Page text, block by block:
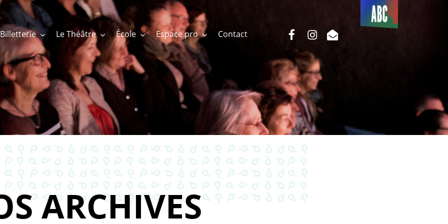
Billetterie Le Théâtre École Espace pro Contact
Du côté
de l’ABC
facebookinstagram
email
ARCHIVES